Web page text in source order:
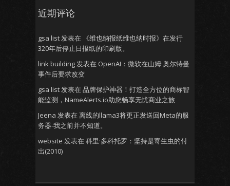
近期评论
gsa list发表在
《维也纳报纸维也纳时报》在发行
320年后停止日报纸的印刷版。
link building发表在 OpenAI：微软在山姆·奥尔特曼
事件后要求改变
gsa list发表在 品牌保护神器！打造全方位的商标智
能监测，NameAlerts.io助您畅享无忧商业之旅
Jeena 发表在 离线的llama3将更正发送回Meta的服
务器-我之前并不知道。
website 发表在 科里·多科托罗：坚持是寄生虫的付
出(2010)